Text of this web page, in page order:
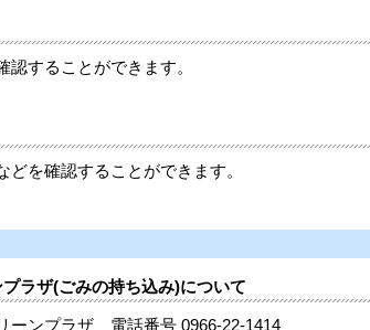
することができます。
を確認することができます。
プラザ(ごみの持ち込み)について
ンプラザ 電話番号 0966-22-1414